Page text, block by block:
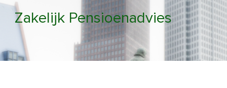
Zakelijk Pensioenadvies